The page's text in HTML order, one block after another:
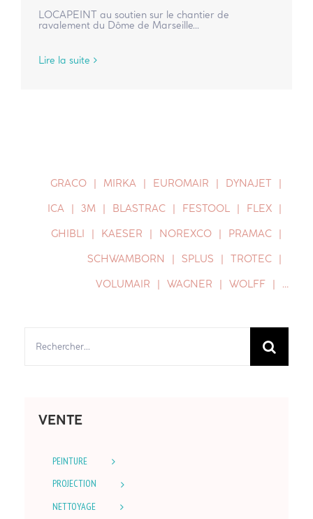
LOCAPEINT au soutien sur le chantier de
ravalement du Dôme de Marseille...
Lire la suite
GRACO MIRKA EUROMAIR
DYNAJET
ICA
3M BLASTRAC FESTOOL
FLEX
GHIBLI
KAESER NOREXCO
PRAMAC
SCHWAMBORN
SPLUS
TROTEC
VOLUMAIR
WAGNER WOLFF …
VENTE
PEINTURE
PROJECTION
NETTOYAGE